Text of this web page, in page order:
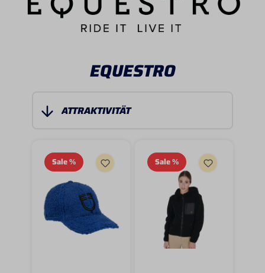
EQUESTRO
Sale% Sale%